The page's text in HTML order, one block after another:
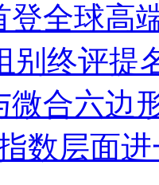
登全球高
别终评提
微合六边
数层面